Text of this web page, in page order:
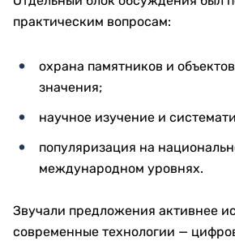
практическим вопросам:
охрана памятников и
значения;
научное изучение и
популяризация на
международном уровнях.
Звучали предложения активнее
современные технологии —